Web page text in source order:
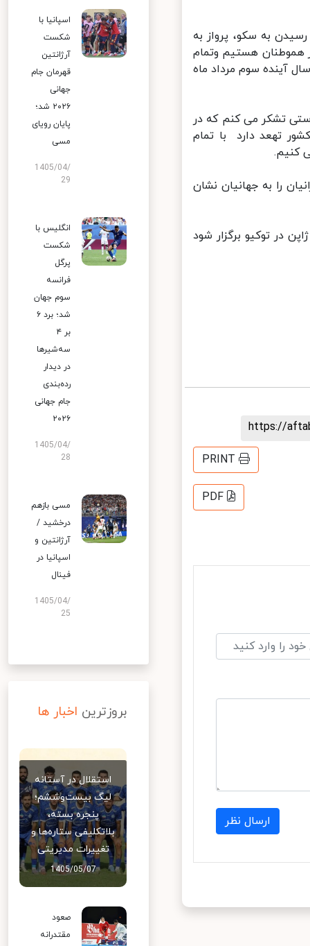
به سکو، پرواز به
هموطنان هستیم وتمام
سوم مرداد ماه
تشکر می کنم که در
تهعد دارد با تمام
را به جهانیان نشان
در توکیو برگزار شود
https://
PRINT
PDF
ارسال نظر
اسپانیا با
شکست
آرژانتین
قهرمان جام
جهانی
۲۰۲۶ شد؛
پایان رویای
مسی
1405/04/
29
انگلیس با
شکست
پرگل
فرانسه
سوم جهان
شد؛ برد ۶
بر ۴
سه‌شیرها
در دیدار
رده‌بندی
جام جهانی
۲۰۲۶
1405/04/
28
مسی بازهم
درخشید /
آرژانتین و
اسپانیا در
فینال
1405/04/
25
بروزترین اخبار ها
استقلال در آستانه
لیگ بیست‌وششم؛
پنجره بسته،
بلاتکلیفی ستاره‌ها و
تغییرات مدیریتی
1405/05/07
صعود
مقتدرانه